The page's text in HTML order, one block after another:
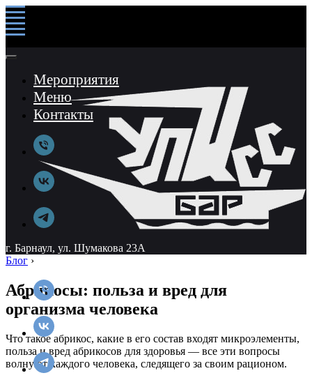
Мероприятия
Меню
Контакты
г. Барнаул, ул. Шумакова 23А
Блог ›
Абрикосы: польза и вред для
организма человека
Что такое абрикос, какие в его состав входят микроэлементы,
польза и вред абрикосов для здоровья — все эти вопросы
волнуют каждого человека, следящего за своим рационом.